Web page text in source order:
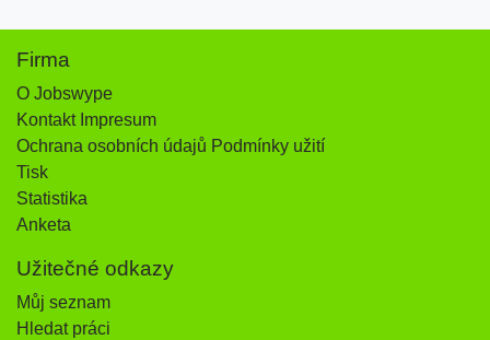
Firma
O Jobswype
Kontakt Impresum
Ochrana osobních údajů Podmínky užití
Tisk
Statistika
Anketa
Užitečné odkazy
Můj seznam
Hledat práci